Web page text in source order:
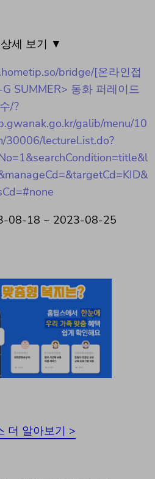
세 보기 ▼
bridge/[온라인접
SUMMER> 동화 퍼레이드
/?
galib/menu/10
30006/lectureList.do?
08-18 ~ 2023-08-25
더 알아보기 >